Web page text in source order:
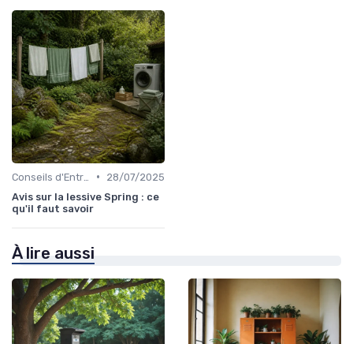
•
28/07/2025
Avis sur la lessive Spring : ce
qu'il faut savoir
À lire aussi